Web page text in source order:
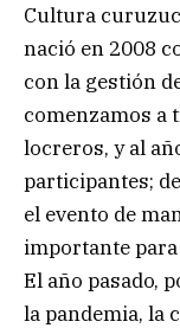
Cultura
nació en 2008
con la gestión
comenzamos a
locreros, y al
participantes;
el evento de
importante
El año pasado,
la pandemia, la